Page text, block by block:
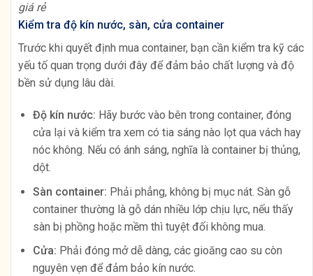
giá rẻ
Kiểm tra độ kín nước, sàn, cửa container
Trước khi quyết định mua container, bạn cần kiểm tra kỹ các
yếu tố quan trọng dưới đây để đảm bảo chất lượng và độ
bền sử dụng lâu dài.
Độ kín nước: Hãy bước vào bên trong container, đóng
cửa lại và kiểm tra xem có tia sáng nào lọt qua vách hay
nóc không. Nếu có ánh sáng, nghĩa là container bị thủng,
dột.
Sàn container: Phải phẳng, không bị mục nát. Sàn gỗ
container thường là gỗ dán nhiều lớp chịu lực, nếu thấy
sàn bị phồng hoặc mềm thì tuyệt đối không mua.
Cửa: Phải đóng mở dễ dàng, các gioăng cao su còn
nguyên vẹn để đảm bảo kín nước.